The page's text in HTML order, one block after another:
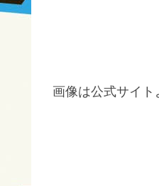
画像は公式サイト